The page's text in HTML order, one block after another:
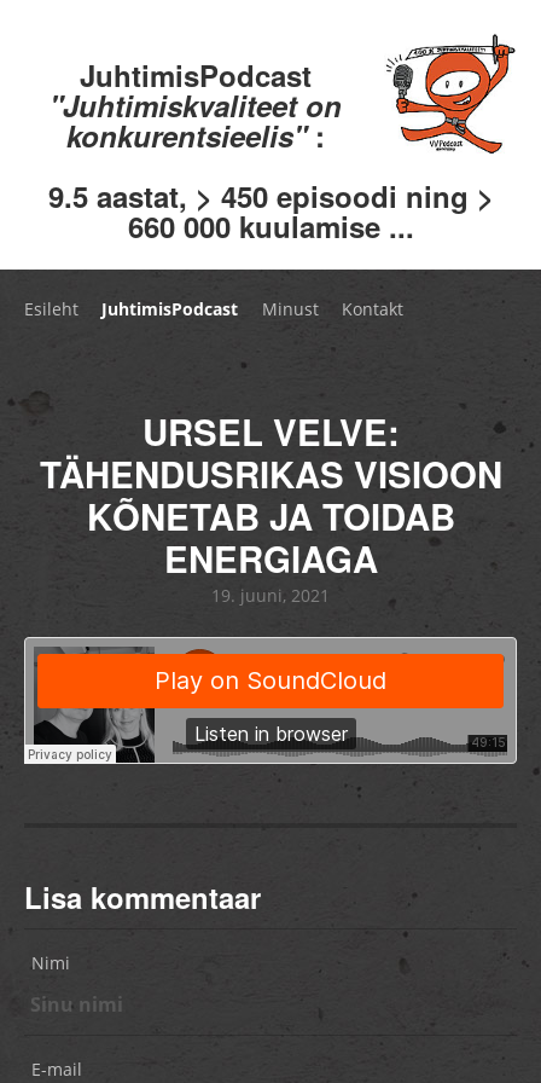
JuhtimisPodcast
"Juhtimiskvaliteet on
konkurentsieelis" :
9.5 aastat, > 450 episoodi ning >
660 000 kuulamise ...
Esileht JuhtimisPodcast Minust Kontakt
URSEL VELVE:
TÄHENDUSRIKAS VISIOON
KÕNETAB JA TOIDAB
ENERGIAGA
19. juuni, 2021
Lisa kommentaar
Nimi
E-mail